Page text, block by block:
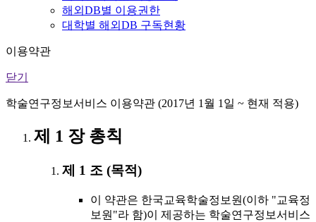
해외DB별 이용권한
대학별 해외DB 구독현황
이용약관
닫기
학술연구정보서비스 이용약관 (2017년 1월 1일 ~ 현재 적용)
제 1 장 총칙
제 1 조 (목적)
이 약관은 한국교육학술정보원(이하 "교육정
보원"라 함)이 제공하는 학술연구정보서비스